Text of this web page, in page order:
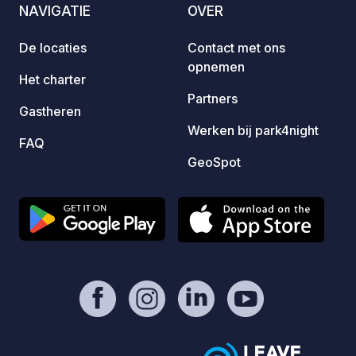
NAVIGATIE
De locaties
Het charter
Gastheren
FAQ
OVER
Contact met ons
opnemen
Partners
Werken bij park4night
GeoSpot